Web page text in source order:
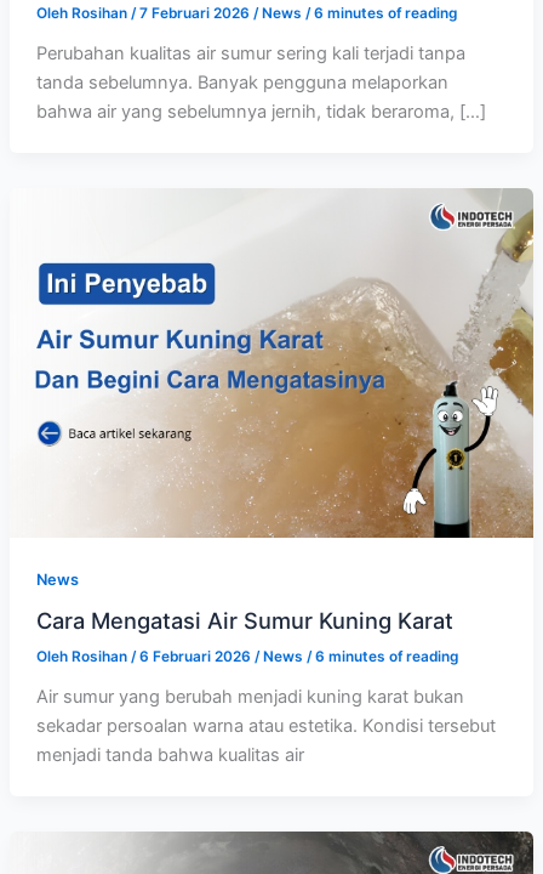
Oleh Rosihan /7 Februari 2026 / News /6 minutes of reading
Perubahan kualitas air sumur sering kali terjadi tanpa
tanda sebelumnya. Banyak pengguna melaporkan
bahwa air yang sebelumnya jernih, tidak beraroma, […]
News
Cara Mengatasi Air Sumur Kuning Karat
Oleh Rosihan /6 Februari 2026 / News /6 minutes of reading
Air sumur yang berubah menjadi kuning karat bukan
sekadar persoalan warna atau estetika. Kondisi tersebut
menjadi tanda bahwa kualitas air